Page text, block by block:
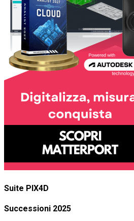
Suite PIX4D
Successioni 2025